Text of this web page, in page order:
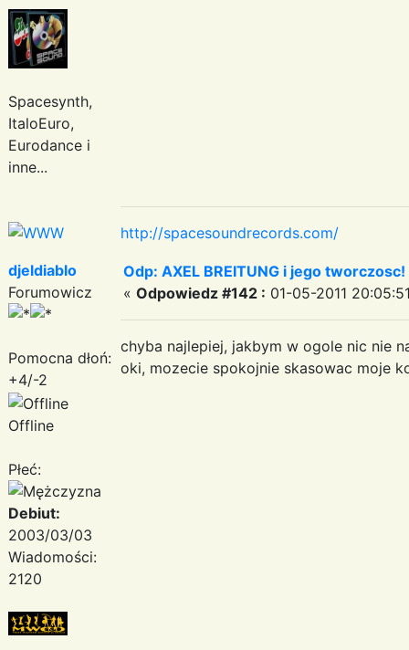
Spacesynth,
ItaloEuro,
Eurodance i
inne...
http://spacesoundrecords.com/
djeldiablo
Forumowicz
Pomocna dłoń:
+4/-2
Offline
Płeć:
Debiut:
2003/03/03
Wiadomości:
2120
Odp: AXEL BREITUNG i jego
« Odpowiedz #142 : 01-05-2011
chyba najlepiej, jakbym w ogole nic nie
oki, mozecie spokojnie skasowac moje